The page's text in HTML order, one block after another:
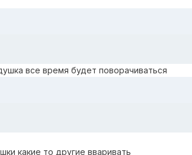
все время будет поворачиваться
какие то другие вваривать